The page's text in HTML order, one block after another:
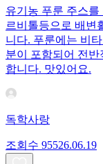
유기농 푸룬 주스
르비톨등으로 배변
니다. 푸룬에는 비
분이 포함되어 전
합니다. 맛있어요.
독학사랑
조회수 95526.06.19